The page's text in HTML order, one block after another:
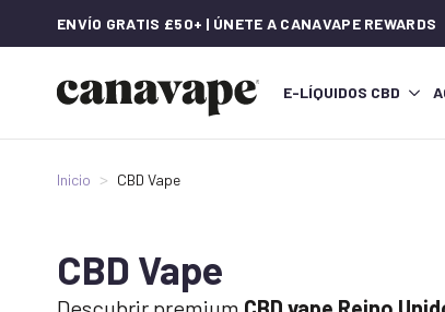
ENVÍO GRATIS £50+ | ÚNETE A CANAVAPE REWARDS
E-LÍQUIDOS CBD
Inicio CBD Vape
CBD Vape